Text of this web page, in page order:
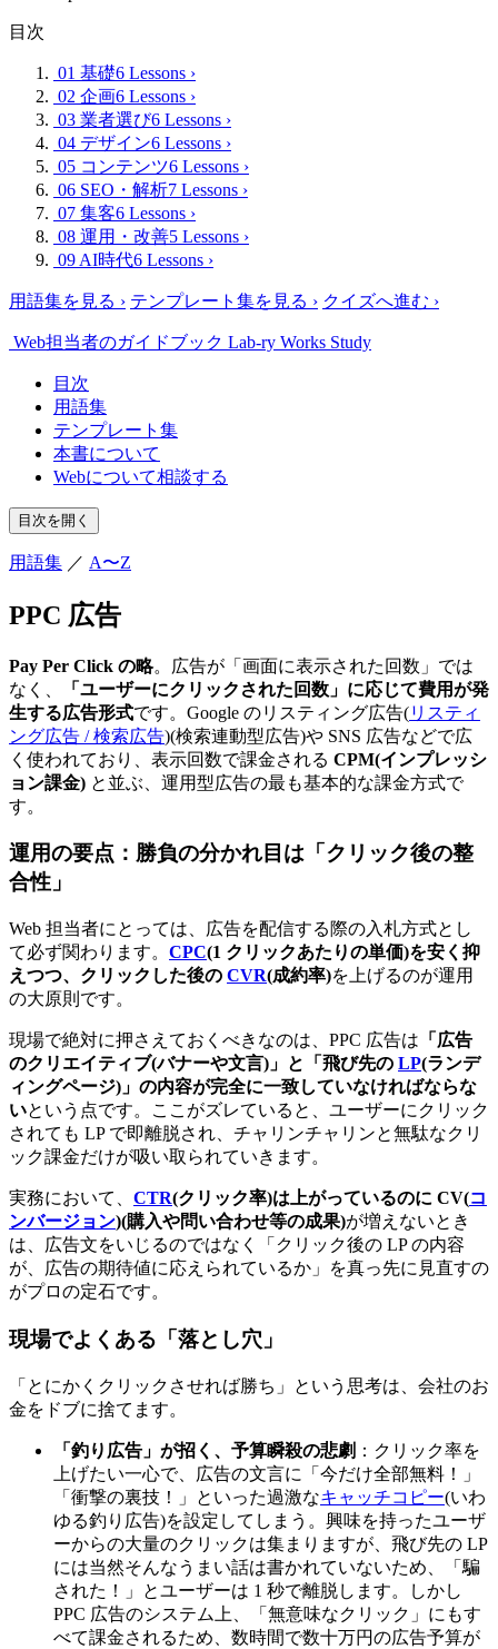
目次
01 基礎6 Lessons ›
02 企画6 Lessons ›
03 業者選び6 Lessons ›
04 デザイン6 Lessons ›
05 コンテンツ6 Lessons ›
06 SEO・解析7 Lessons ›
07 集客6 Lessons ›
08 運用・改善5 Lessons ›
09 AI時代6 Lessons ›
用語集を見る › テンプレート集を見る › クイズへ進む ›
Web担当者のガイドブック Lab-ry Works Study
目次
用語集
テンプレート集
本書について
Webについて相談する
目次を開く
用語集 ／ A〜Z
PPC 広告
Pay Per Click の略。広告が「画面に表示された回数」では
なく、
「ユーザーにクリックされた回数」に応じて費用が発
生する広告形式です。Google のリスティング広告(リスティ
ング広告 / 検索広告)(検索連動型広告)や SNS 広告などで広
く使われており、表示回数で課金される CPM(インプレッシ
ョン課金) と並ぶ、運用型広告の最も基本的な課金方式で
す。
運用の要点：勝負の分かれ目は「クリック後の整
合性」
Web 担当者にとっては、広告を配信する際の入札方式とし
て必ず関わります。 CPC(1 クリックあたりの単価)を安く抑
えつつ、クリックした後の CVR(成約率)を上げるのが運用
の大原則です。
現場で絶対に押さえておくべきなのは、PPC 広告は 「広告
のクリエイティブ(バナーや文言)」と「飛び先の LP(ランデ
ィングページ)」の内容が完全に一致していなければならな
いという点です。ここがズレていると、ユーザーにクリック
されても LP で即離脱され、チャリンチャリンと無駄なクリ
ック課金だけが吸い取られていきます。
実務において、 CTR(クリック率)は上がっているのに CV(コ
ンバージョン)(購入や問い合わせ等の成果)が増えないとき
は、広告文をいじるのではなく「クリック後の LP の内容
が、広告の期待値に応えられているか」を真っ先に見直すの
がプロの定石です。
現場でよくある「落とし穴」
「とにかくクリックさせれば勝ち」という思考は、会社のお
金をドブに捨てます。
「釣り広告」が招く、予算瞬殺の悲劇 ：クリック率を
上げたい一心で、広告の文言に「今だけ全部無料！」
「衝撃の裏技！」といった過激なキャッチコピー(いわ
ゆる釣り広告)を設定してしまう。興味を持ったユーザ
ーからの大量のクリックは集まりますが、飛び先の LP
には当然そんなうまい話は書かれていないため、「騙
された！」とユーザーは 1 秒で離脱します。しかし
PPC 広告のシステム上、「無意味なクリック」にもす
べて課金されるため、数時間で数十万円の広告予算が